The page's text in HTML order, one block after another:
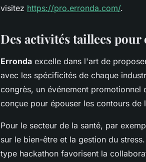
visitez https://pro.erronda.com/.
Des activités taillees pour
Erronda excelle dans l'art de
avec les spécificités de chaque
congrès, un événement
conçue pour épouser les contours
Pour le secteur de la santé, par
sur le bien-être et la gestion du
type hackathon favorisent la